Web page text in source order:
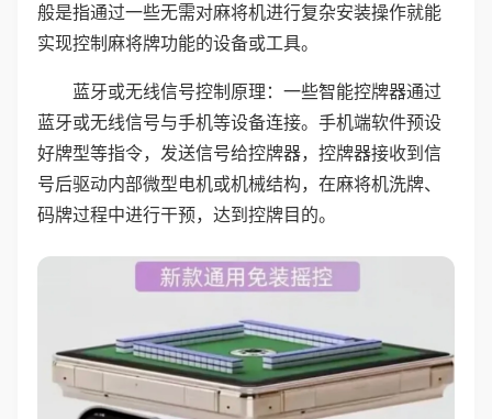
般是指通过一些无需对麻将机进行复杂安装操作就能
实现控制麻将牌功能的设备或工具。
蓝牙或无线信号控制原理：一些智能控牌器通过
蓝牙或无线信号与手机等设备连接。手机端软件预设
好牌型等指令，发送信号给控牌器，控牌器接收到信
号后驱动内部微型电机或机械结构，在麻将机洗牌、
码牌过程中进行干预，达到控牌目的。